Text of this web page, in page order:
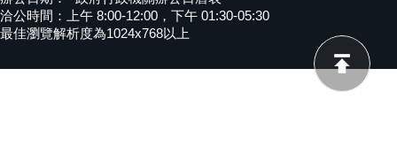
網
導
洽公時間：上午 8:00-12:00，下午 01:30-05:30
最佳瀏覽解析度為1024x768以上